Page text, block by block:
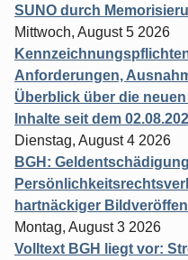
SUNO durch
Mittwoch, August 5 2026
Anforderungen,
Überblick über die
Inhalte seit dem
Dienstag, August 4 2026
BGH:
hartnäckiger
Montag, August 3 2026
Volltext BGH liegt vor: